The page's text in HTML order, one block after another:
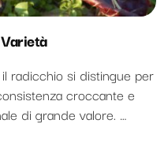
radicchio si distingue per
croccante e
di grande valore. …